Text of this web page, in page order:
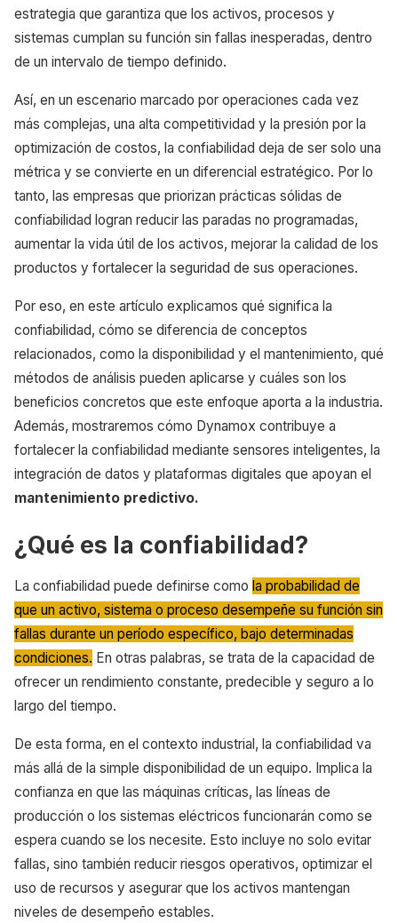
estrategia que garantiza que los activos, procesos y
sistemas cumplan su función sin fallas inesperadas, dentro
de un intervalo de tiempo definido.
Así, en un escenario marcado por operaciones cada vez
más complejas, una alta competitividad y la presión por la
optimización de costos, la confiabilidad deja de ser solo una
métrica y se convierte en un diferencial estratégico. Por lo
tanto, las empresas que priorizan prácticas sólidas de
confiabilidad logran reducir las paradas no programadas,
aumentar la vida útil de los activos, mejorar la calidad de los
productos y fortalecer la seguridad de sus operaciones.
Por eso, en este artículo explicamos qué significa la
confiabilidad, cómo se diferencia de conceptos
relacionados, como la disponibilidad y el mantenimiento, qué
métodos de análisis pueden aplicarse y cuáles son los
beneficios concretos que este enfoque aporta a la industria.
Además, mostraremos cómo Dynamox contribuye a
fortalecer la confiabilidad mediante sensores inteligentes, la
integración de datos y plataformas digitales que apoyan el
mantenimiento predictivo.
¿Qué es la confiabilidad?
La confiabilidad puede definirse como la probabilidad de
que un activo, sistema o proceso desempeñe su función sin
fallas durante un período específico, bajo determinadas
condiciones. En otras palabras, se trata de la capacidad de
ofrecer un rendimiento constante, predecible y seguro a lo
largo del tiempo.
De esta forma, en el contexto industrial, la confiabilidad va
más allá de la simple disponibilidad de un equipo. Implica la
confianza en que las máquinas críticas, las líneas de
producción o los sistemas eléctricos funcionarán como se
espera cuando se los necesite. Esto incluye no solo evitar
fallas, sino también reducir riesgos operativos, optimizar el
uso de recursos y asegurar que los activos mantengan
niveles de desempeño estables.